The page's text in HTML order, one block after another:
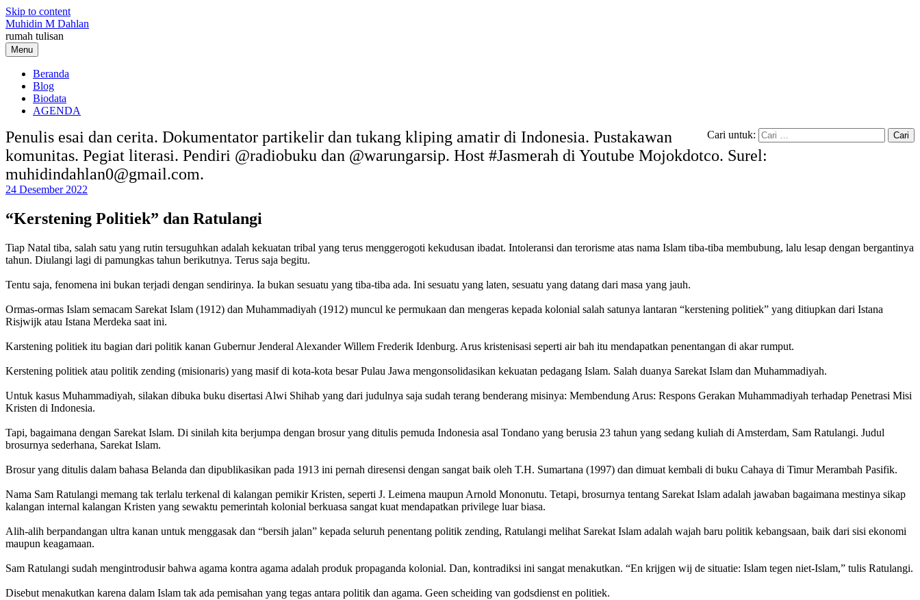
Skip to content
Muhidin M Dahlan
rumah tulisan
Menu
Beranda
Blog
Biodata
AGENDA
Cari untuk:
Penulis esai dan cerita. Dokumentator partikelir dan tukang kliping amatir di Indonesia. Pustakawan
komunitas. Pegiat literasi. Pendiri @radiobuku dan @warungarsip. Host #Jasmerah di Youtube Mojokdotco. Surel:
muhidindahlan0@gmail.com.
24 Desember 2022
“Kerstening Politiek” dan Ratulangi
Tiap Natal tiba, salah satu yang rutin tersuguhkan adalah kekuatan tribal yang terus menggerogoti kekudusan ibadat. Intoleransi dan terorisme atas nama Islam tiba-tiba membubung, lalu lesap dengan bergantinya
tahun. Diulangi lagi di pamungkas tahun berikutnya. Terus saja begitu.
Tentu saja, fenomena ini bukan terjadi dengan sendirinya. Ia bukan sesuatu yang tiba-tiba ada. Ini sesuatu yang laten, sesuatu yang datang dari masa yang jauh.
Ormas-ormas Islam semacam Sarekat Islam (1912) dan Muhammadiyah (1912) muncul ke permukaan dan mengeras kepada kolonial salah satunya lantaran “kerstening politiek” yang ditiupkan dari Istana
Risjwijk atau Istana Merdeka saat ini.
Karstening politiek itu bagian dari politik kanan Gubernur Jenderal Alexander Willem Frederik Idenburg. Arus kristenisasi seperti air bah itu mendapatkan penentangan di akar rumput.
Kerstening politiek atau politik zending (misionaris) yang masif di kota-kota besar Pulau Jawa mengonsolidasikan kekuatan pedagang Islam. Salah duanya Sarekat Islam dan Muhammadiyah.
Untuk kasus Muhammadiyah, silakan dibuka buku disertasi Alwi Shihab yang dari judulnya saja sudah terang benderang misinya: Membendung Arus: Respons Gerakan Muhammadiyah terhadap Penetrasi Misi
Kristen di Indonesia.
Tapi, bagaimana dengan Sarekat Islam. Di sinilah kita berjumpa dengan brosur yang ditulis pemuda Indonesia asal Tondano yang berusia 23 tahun yang sedang kuliah di Amsterdam, Sam Ratulangi. Judul
brosurnya sederhana, Sarekat Islam.
Brosur yang ditulis dalam bahasa Belanda dan dipublikasikan pada 1913 ini pernah diresensi dengan sangat baik oleh T.H. Sumartana (1997) dan dimuat kembali di buku Cahaya di Timur Merambah Pasifik.
Nama Sam Ratulangi memang tak terlalu terkenal di kalangan pemikir Kristen, seperti J. Leimena maupun Arnold Mononutu. Tetapi, brosurnya tentang Sarekat Islam adalah jawaban bagaimana mestinya sikap
kalangan internal kalangan Kristen yang sewaktu pemerintah kolonial berkuasa sangat kuat mendapatkan privilege luar biasa.
Alih-alih berpandangan ultra kanan untuk menggasak dan “bersih jalan” kepada seluruh penentang politik zending, Ratulangi melihat Sarekat Islam adalah wajah baru politik kebangsaan, baik dari sisi ekonomi
maupun keagamaan.
Sam Ratulangi sudah mengintrodusir bahwa agama kontra agama adalah produk propaganda kolonial. Dan, kontradiksi ini sangat menakutkan. “En krijgen wij de situatie: Islam tegen niet-Islam,” tulis Ratulangi.
Disebut menakutkan karena dalam Islam tak ada pemisahan yang tegas antara politik dan agama. Geen scheiding van godsdienst en politiek.